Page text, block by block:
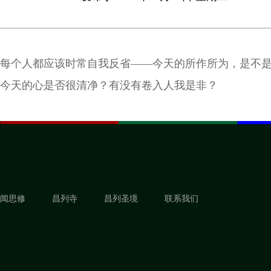
每个人都应该时常自我反省——今天的所作所为，是不
今天的心是否很清净？有没有卷入人我是非？
闻思修 昌列寺 昌列圣境 联系我们